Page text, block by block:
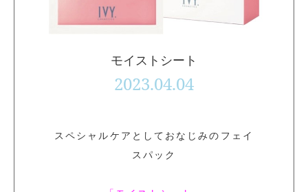
モイストシート
2023.04.04
スペシャルケアとしておなじみのフェイ
スパック